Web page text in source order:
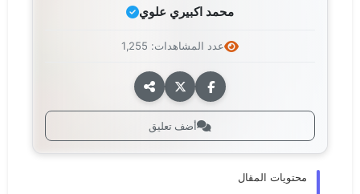
محمد اكبيري علوي
عدد المشاهدات: 1,255
أضف تعليق
محتويات المقال